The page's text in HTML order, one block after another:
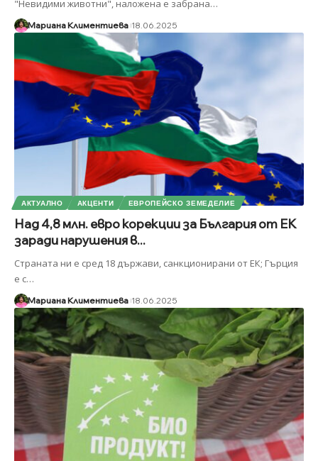
"Невидими животни", наложена е забрана…
Мариана Климентиева 18.06.2025
АКТУАЛНО АКЦЕНТИ ЕВРОПЕЙСКО ЗЕМЕДЕЛИЕ
Над 4,8 млн. евро корекции за България от ЕК
заради нарушения в...
Страната ни е сред 18 държави, санкционирани от ЕК; Гърция
е с…
Мариана Климентиева 18.06.2025